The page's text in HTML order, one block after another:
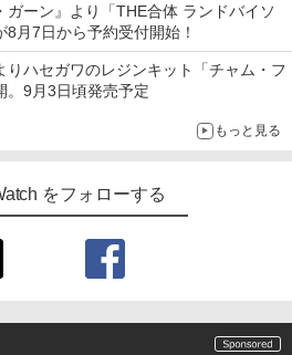
ガーン』より「THE合体 ランドバイソ
月7日から予約受付開始！
りハセガワのレジンキット「チャム・フ
。9月3日頃発売予定
もっと見る
をフォローする